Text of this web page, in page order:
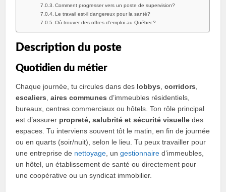
Comment progresser vers un poste de supervision?
Le travail est-il dangereux pour la santé?
Où trouver des offres d’emploi au Québec?
Description du poste
Quotidien du métier
Chaque journée, tu circules dans des lobbys ,corridors
escaliers ,aires communes d’immeubles résidentiels,
bureaux, centres commerciaux ou hôtels. Ton rôle principal
est d’assurer propreté, salubrité et sécurité visuelle des
espaces. Tu interviens souvent tôt le matin, en fin de journée
ou en quarts (soir/nuit), selon le lieu. Tu peux travailler pour
une entreprise de nettoyage , ungestionnaire d’immeubles,
un hôtel, un établissement de santé ou directement pour
une coopérative ou un syndicat immobilier.